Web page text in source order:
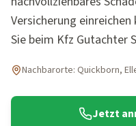
Versicherung
Sie beim Kfz Gutachter
Nachbarorte: Quickborn,
Jetzt